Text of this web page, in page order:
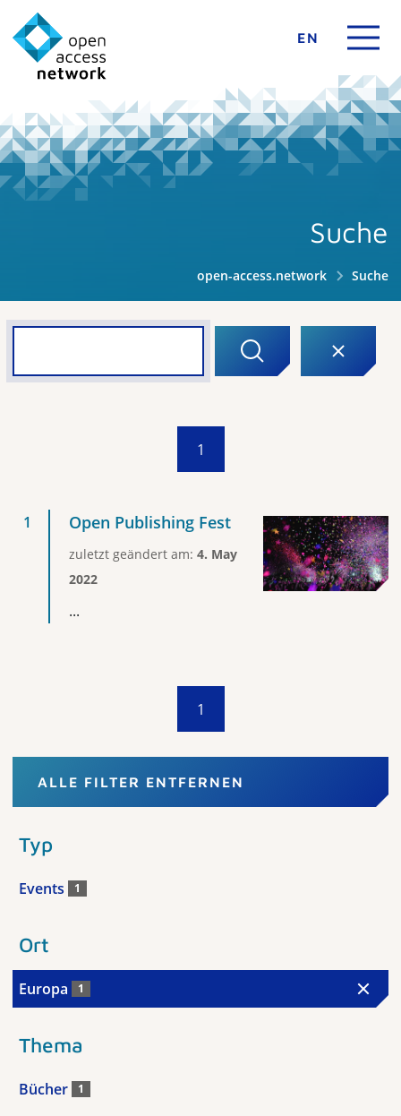
EN
Suche
open-access.network Suche
1
Open Publishing Fest
zuletzt geändert am: 4. May
2022
...
1
ALLE FILTER ENTFERNEN
Typ
Events 1
Ort
Europa 1
Thema
Bücher 1